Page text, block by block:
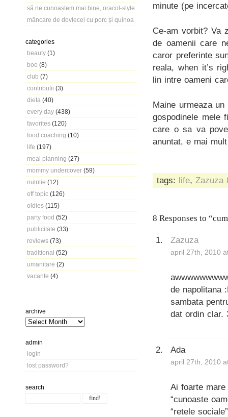
să ne cunoaștem mai bine, oracol-style
mâncare de dovlecei cu porc și quinoa
categories
beauty (1)
boo (8)
club (7)
contributii (3)
dieta (40)
every day (438)
favorites (120)
food coaching (10)
life (197)
meal planning (27)
mommy undercover (59)
nutritie (12)
off topic (126)
oldies (115)
party food (52)
publicitate (33)
reviews (73)
traditional (52)
umanitare (2)
vacante (4)
archive
admin
login
lost password?
search
minute (pe
Ce-am vorbit? Va
de oamenii care
caror preferinte
reala, when it’s
lin intre oameni
Maine urmeaza
gospodinele mele
care o sa va
anuntat, e mai
tags: life, Zazuza
8 Responses to
Zazuza
april 27th, 2010
de napolitana
sambata
dat ordin clar.
Ada
april 27th, 2010
Ai foarte
“cunoaste
“retele